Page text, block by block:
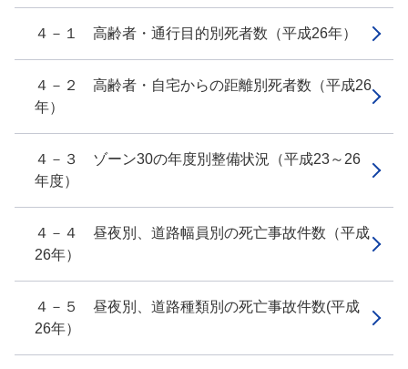
４－１ 高齢者・通行目的別死者数（平成26年）
４－２ 高齢者・自宅からの距離別死者数（平成26
年）
４－３ ゾーン30の年度別整備状況（平成23～26
年度）
４－４ 昼夜別、道路幅員別の死亡事故件数（平成
26年）
４－５ 昼夜別、道路種類別の死亡事故件数(平成
26年）